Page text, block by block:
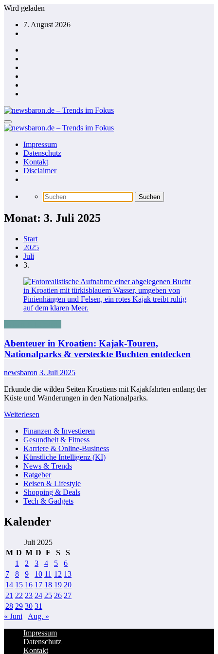
Zum
springen
Wird geladen
7. August 2026
Impressum
Datenschutz
Kontakt
Disclaimer
Monat: 3. Juli 2025
Start
2025
Juli
3.
Abenteuer in Kroatien: Kajak-Touren,
Nationalparks & versteckte Buchten entdecken
newsbaron 3. Juli 2025
Erkunde die wilden Seiten Kroatiens mit Kajakfahrten entlang der
Küste und Wanderungen in den Nationalparks.
Weiterlesen
Finanzen & Investieren
Gesundheit & Fitness
Karriere & Online-Business
Künstliche Intelligenz (KI)
News & Trends
Ratgeber
Reisen & Lifestyle
Shopping & Deals
Tech & Gadgets
Kalender
Juli 2025
M D M D F S
S
1
2 3 4 5
6
7
8 9 10 11 12 13
14 15 16 17 18 19 20
21 22 23 24 25 26 27
28 29 30 31
« Juni
Aug. »
Impressum
Datenschutz
Kontakt